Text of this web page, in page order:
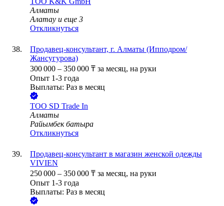
Алматы
Алатау и еще 3
Откликнуться
Продавец-консультант, г. Алматы (Ипподром/
Жансугурова)
300 000 – 350 000 ₸ за месяц, на руки
Опыт 1-3 года
Выплаты: Раз в месяц
ТОО SD Trade In
Алматы
Райымбек батыра
Откликнуться
Продавец-консультант в магазин женской одежды
VIVIEN
250 000 – 350 000 ₸ за месяц, на руки
Опыт 1-3 года
Выплаты: Раз в месяц